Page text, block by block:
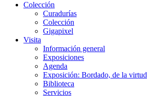
Colección
Curadurías
Colección
Gigapixel
Visita
Información general
Exposiciones
Agenda
Exposición: Bordado, de la virtud
Biblioteca
Servicios